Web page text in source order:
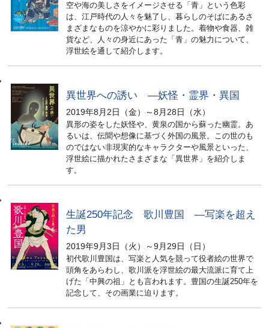
空や海の美しさをイメージさせる「青」という色彩
は、江戸時代の人々を魅了し、暮らしのそばにあるさ
まざまなものを涼やかに彩りました。着物や食器、雑
貨など、人々の身近にあった「青」の魅力について、
浮世絵を通して紹介します。
異世界への誘い ―妖怪・霊界・異国
2019年8月2日（金）～8月28日（水）
異形の姿をした妖怪や、黄泉の国から蘇った幽霊。あ
るいは、伝聞や想像に基づく外国の風景。この世のも
のではない非現実的なキャラクターや風景といった、
浮世絵に描かれたさまざまな「異世界」を紹介しま
す。
生誕250年記念 歌川豊国 ―写楽を超え
た男
2019年9月3日（火）～9月29日（日）
初代歌川豊国は、写楽と人気を競って役者絵の世界で
頭角をあらわし、歌川派を浮世絵の最大流派に育て上
げた「中興の祖」とも言われます。豊国の生誕250年を
記念して、その画業に迫ります。